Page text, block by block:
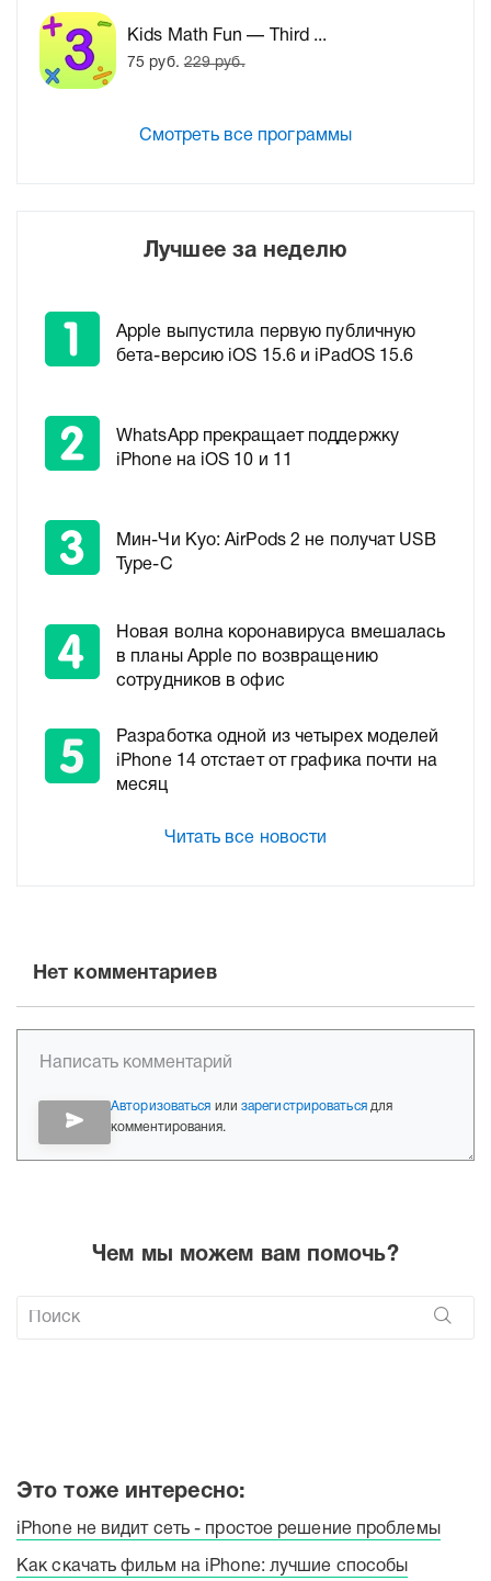
Kids Math Fun — Third ...
75 руб. 229 руб.
Смотреть все программы
Лучшее за неделю
Apple выпустила первую публичную
бета-версию iOS 15.6 и iPadOS 15.6
WhatsApp прекращает поддержку
iPhone на iOS 10 и 11
Мин-Чи Куо: AirPods 2 не получат USB
Type-C
Новая волна коронавируса вмешалась
в планы Apple по возвращению
сотрудников в офис
Разработка одной из четырех моделей
iPhone 14 отстает от графика почти на
месяц
Читать все новости
Нет комментариев
Авторизоваться или зарегистрироватьсядля
комментирования.
Чем мы можем вам помочь?
Это тоже интересно:
iPhone не видит сеть - простое решение проблемы
Как скачать фильм на iPhone: лучшие способы